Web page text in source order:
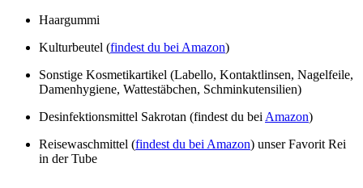
Haargummi
Kulturbeutel (findest du bei Amazon)
Sonstige Kosmetikartikel (Labello, Kontaktlinsen, Nagelfeile,
Damenhygiene, Wattestäbchen, Schminkutensilien)
Desinfektionsmittel Sakrotan (findest du bei Amazon)
Reisewaschmittel (findest du bei Amazon) unser Favorit Rei
in der Tube